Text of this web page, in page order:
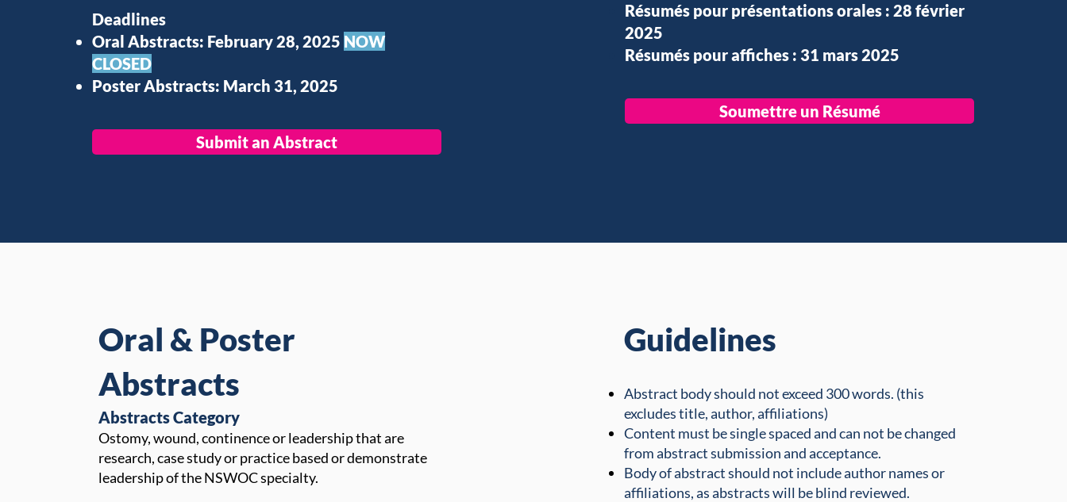
Deadlines
Oral Abstracts: February 28, 2025 NOW
CLOSED
Poster Abstracts: March 31, 2025
Submit an Abstract
Résumés pour présentations orales : 28 février
2025
Résumés pour affiches : 31 mars 2025
Soumettre un Résumé
Oral & Poster
Abstracts
​​Abstracts Category
Ostomy, wound, continence or leadership that are
research, case study or practice based or demonstrate
leadership of the NSWOC specialty.
Guidelines
Abstract body should not exceed 300 words. (this
excludes title, author, affiliations)
Content must be single spaced and can not be changed
from abstract submission and acceptance.
Body of abstract should not include author names or
affiliations, as abstracts will be blind reviewed.